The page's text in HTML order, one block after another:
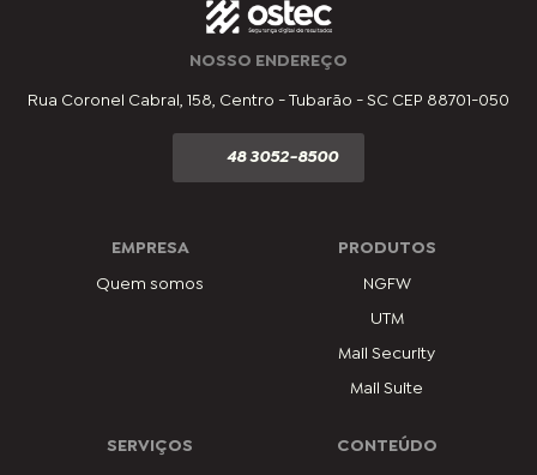
NOSSO ENDEREÇO
Rua Coronel Cabral, 158, Centro - Tubarão - SC CEP 88701-050
48 3052-8500
EMPRESA
Quem somos
PRODUTOS
NGFW
UTM
Mail Security
Mail Suite
SERVIÇOS CONTEÚDO